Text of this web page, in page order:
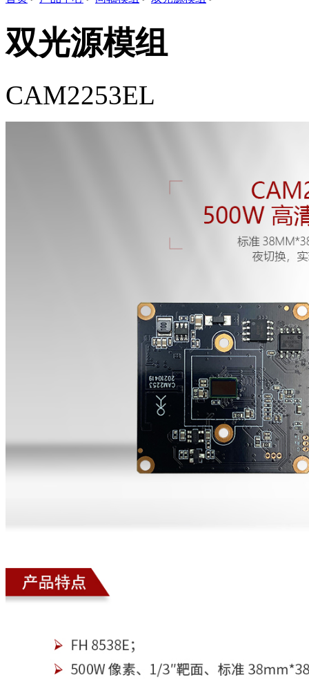
双光源模组
CAM2253EL